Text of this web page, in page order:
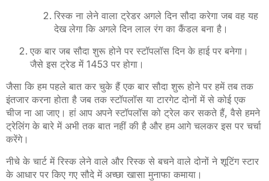
रिस्क ना लेने वाला ट्रेडर अगले दिन सौदा करेगा जब वह यह
देख लेगा कि अगले दिन लाल रंग का कैंडल बना है।
एक बार जब सौदा शुरू होने पर स्टॉपलॉस दिन के हाई पर बनेगा।
जैसे इस ट्रेड में 1453 पर होगा।
जैसा कि हम पहले बात कर चुके हैं एक बार सौदा शुरू होने पर हमें तब तक
इंतजार करना होता है जब तक स्टॉपलॉस या टारगेट दोनों में से कोई एक
चीज ना आ जाए। हां आप अपने स्टॉपलॉस को ट्रेल कर सकते हैं, वैसे हमने
ट्रेलिंग के बारे में अभी तक बात नहीं की है और हम आगे चलकर इस पर चर्चा
करेंगे।
नीचे के चार्ट में रिस्क लेने वाले और रिस्क से बचने वाले दोनों ने शूटिंग स्टार
के आधार पर किए गए सौदे में अच्छा खासा मुनाफा कमाया।